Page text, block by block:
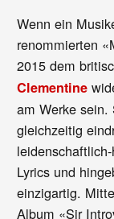
Wenn ein
renommierten
2015 dem
Clementine
am Werke sein.
gleichzeitig
Lyrics und
einzigartig.
Album «Sir